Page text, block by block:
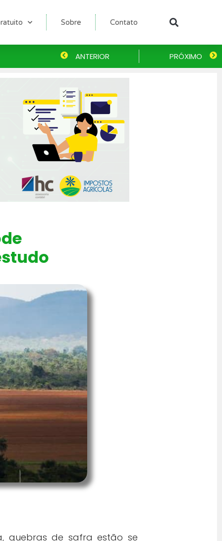
Sobre Contato
Anterior
ANTERIOR PRÓXIMO
quebras de safra estão se